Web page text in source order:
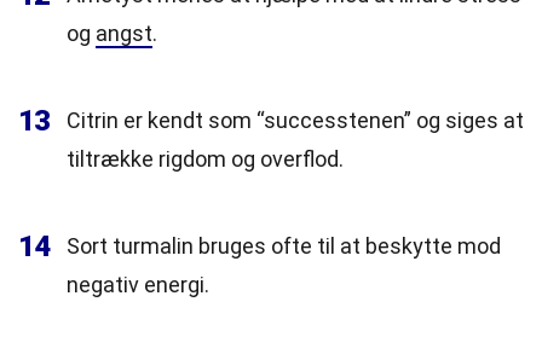
og angst.
13
Citrin er kendt som “successtenen” og siges at
tiltrække rigdom og overflod.
14
Sort turmalin bruges ofte til at beskytte mod
negativ energi.